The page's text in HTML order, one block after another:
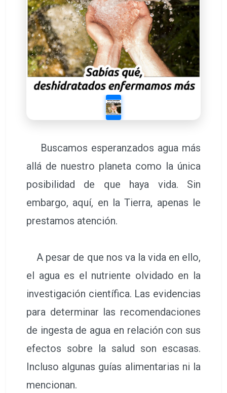
Buscamos esperanzados agua más
allá de nuestro planeta como la única
posibilidad de que haya vida. Sin
embargo, aquí, en la Tierra, apenas le
prestamos atención.
A pesar de que nos va la vida en ello,
el agua es el nutriente olvidado en la
investigación científica. Las evidencias
para determinar las recomendaciones
de ingesta de agua en relación con sus
efectos sobre la salud son escasas.
Incluso algunas guías alimentarias ni la
mencionan.